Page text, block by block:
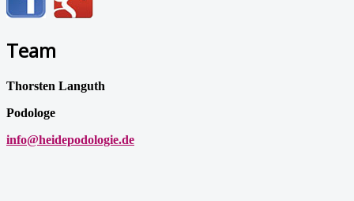
Team
Thorsten Languth
Podologe
info@heidepodologie.de